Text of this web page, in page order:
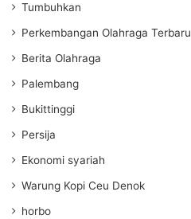
Tumbuhkan
Perkembangan Olahraga Terbaru
Berita Olahraga
Palembang
Bukittinggi
Persija
Ekonomi syariah
Warung Kopi Ceu Denok
horbo